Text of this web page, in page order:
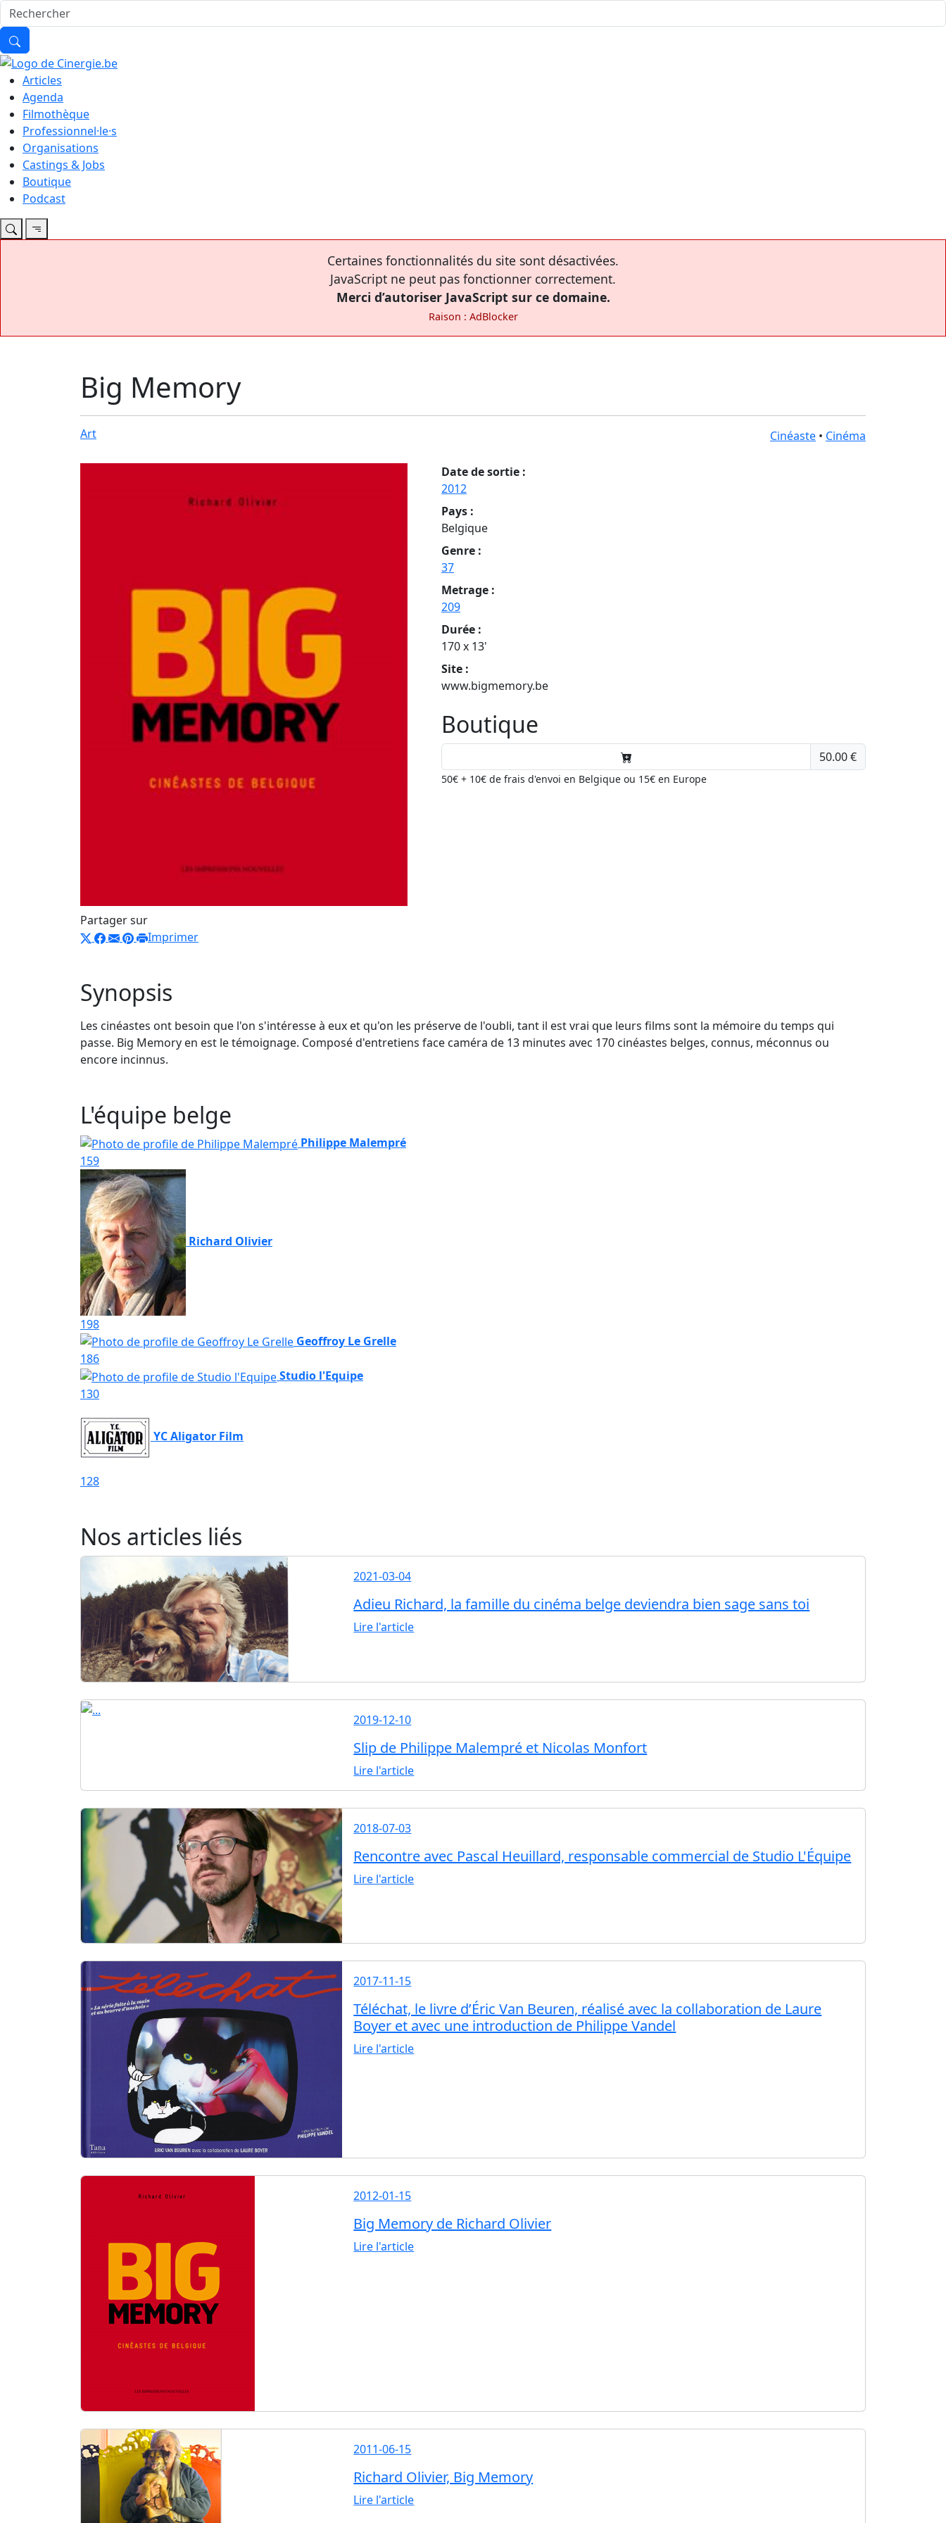
Articles
Agenda
Filmothèque
Professionnel·le·s
Organisations
Castings & Jobs
Boutique
Podcast
Certaines fonctionnalités du site sont désactivées.
JavaScript ne peut pas fonctionner correctement.
Merci d’autoriser JavaScript sur ce domaine.
Raison : AdBlocker
Big Memory
Art Cinéaste • Cinéma
Partager sur
Imprimer
Date de sortie :
2012
Pays :
Belgique
Genre :
37
Metrage :
209
Durée :
170 x 13'
Site :
www.bigmemory.be
Boutique
50.00 €
50€ + 10€ de frais d'envoi en Belgique ou 15€ en Europe
Synopsis
Les cinéastes ont besoin que l'on s'intéresse à eux et qu'on les préserve de l'oubli, tant il est vrai que leurs films sont la mémoire du temps qui
passe. Big Memory en est le témoignage. Composé d'entretiens face caméra de 13 minutes avec 170 cinéastes belges, connus, méconnus ou
encore incinnus.
L'équipe belge
Philippe Malempré
159
Richard Olivier
198
Geoffroy Le Grelle
186
Studio l'Equipe
130
YC Aligator Film
128
Nos articles liés
2021-03-04
Adieu Richard, la famille du cinéma belge deviendra bien sage sans toi
Lire l'article
2019-12-10
Slip de Philippe Malempré et Nicolas Monfort
Lire l'article
2018-07-03
Rencontre avec Pascal Heuillard, responsable commercial de Studio L'Équipe
Lire l'article
2017-11-15
Téléchat, le livre d’Éric Van Beuren, réalisé avec la collaboration de Laure
Boyer et avec une introduction de Philippe Vandel
Lire l'article
2012-01-15
Big Memory de Richard Olivier
Lire l'article
2011-06-15
Richard Olivier, Big Memory
Lire l'article